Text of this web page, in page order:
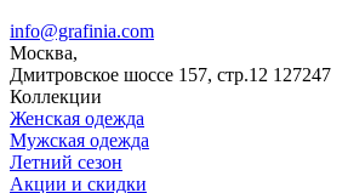
info@grafinia.com
Москва,
Дмитровское шоссе 157, стр.12 127247
Коллекции
Женская одежда
Мужская одежда
Летний сезон
Акции и скидки